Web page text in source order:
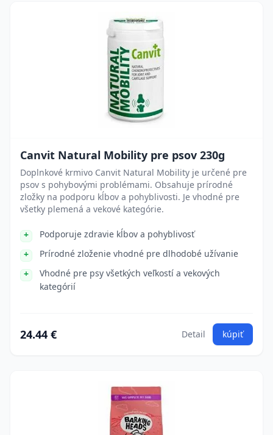
Canvit Natural Mobility pre psov 230g
Doplnkové krmivo Canvit Natural Mobility je určené pre
psov s pohybovými problémami. Obsahuje prírodné
zložky na podporu kĺbov a pohyblivosti. Je vhodné pre
všetky plemená a vekové kategórie.
Podporuje zdravie kĺbov a pohyblivosť
Prírodné zloženie vhodné pre dlhodobé užívanie
Vhodné pre psy všetkých veľkostí a vekových
kategórií
24.44 € Detail kúpiť